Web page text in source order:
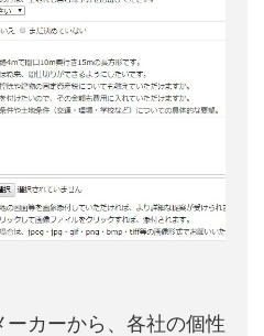
カーから、各社の個性